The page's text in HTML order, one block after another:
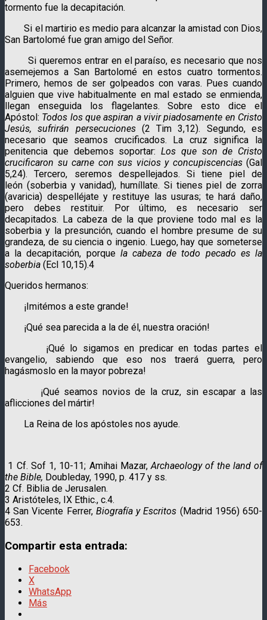
tormento fue la decapitación.
Si el martirio es medio para alcanzar la amistad con Dios,
San Bartolomé fue gran amigo del Señor.
Si queremos entrar en el paraíso, es necesario que nos
asemejemos a San Bartolomé en estos cuatro tormentos.
Primero, hemos de ser golpeados con varas. Pues cuando
alguien que vive habitualmente en mal estado se enmienda,
llegan enseguida los flagelantes. Sobre esto dice el
Apóstol: Todos los que aspiran a vivir piadosamente en Cristo
Jesús, sufrirán persecuciones(2 Tim 3,12). Segundo, es
necesario que seamos crucificados. La cruz significa la
penitencia que debemos soportar: Los que son de Cristo
crucificaron su carne con sus vicios y concupiscencias(Gal
5,24). Tercero, seremos despellejados. Si tiene piel de
león (soberbia y vanidad), humíllate. Si tienes piel de zorra
(avaricia) despelléjate y restituye las usuras; te hará daño,
pero debes restituir. Por último, es necesario ser
decapitados. La cabeza de la que proviene todo mal es la
soberbia y la presunción, cuando el hombre presume de su
grandeza, de su ciencia o ingenio. Luego, hay que someterse
a la decapitación, porque la cabeza de todo pecado es la
soberbia (Ecl 10,15).4
Queridos hermanos:
¡Imitémos a este grande!
¡Qué sea parecida a la de él, nuestra oración!
¡Qué lo sigamos en predicar en todas partes el
evangelio, sabiendo que eso nos traerá guerra, pero
hagásmoslo en la mayor pobreza!
¡Qué seamos novios de la cruz, sin escapar a las
aflicciones del mártir!
La Reina de los apóstoles nos ayude.
1 Cf. Sof 1, 10-11; Amihai Mazar,Archaeology of the land of
the Bible, Doubleday, 1990, p. 417 y ss.
2 Cf. Biblia de Jerusalen.
3 Aristóteles, IX Ethic., c.4.
4 San Vicente Ferrer, Biografía y Escritos (Madrid 1956) 650-
653.
Compartir esta entrada:
Facebook
X
WhatsApp
Más